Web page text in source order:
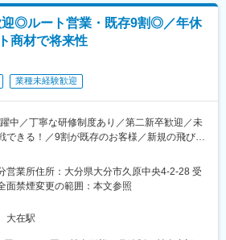
ざして、九州一円にネットワークを整備。福
点とし、福岡東・福岡西・福岡南・北九州・
大分・宮崎・鹿児島に営業所、久留米に出張
。また、沖縄には総代理店を持ち、福岡本社
と、地域特有のニーズの発掘と地場の特性に
しています。
とめ
ル管理／商品の進行（工場納期管理など）
連絡、得意先へのサンプル送付
、変更箇所の指示
土日祝休み）
去数年0時間）※万が一事情により残業が発生
、別府で雑貨・土産品の製造・卸をしている
のお客様とお取引させていただいておりま
迎◎ルート営業・既存9割◎／年休
商材で将来性
業種未経験歓迎
中／丁寧な研修制度あり／第二新卒歓迎／未
できる！／9割が既存のお客様／新規の飛び込
すめ！ ／
したいという意欲をお持ちの方
しに物足りなさを感じている方
ルを身につけたい方
営業所住所：大分県大分市久原中央4-2-28 受
面禁煙変更の範囲：本文参照
大在駅